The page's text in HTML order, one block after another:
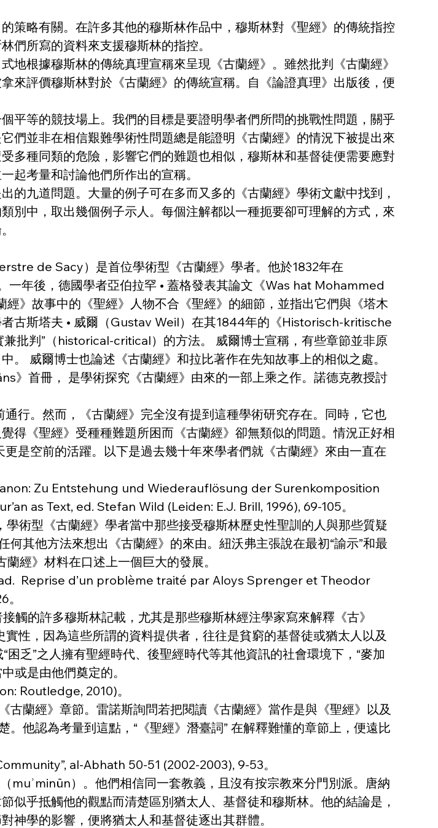
策略有關。在許多其他的穆斯林作品中，穆斯林對《聖經》的傳統指控
們所寫的資料來支援穆斯林的指控。
地根據穆斯林的傳統真理宣稱來呈現《古蘭經》。雖然批判《古蘭經》
來評價穆斯林對於《古蘭經》的傳統宣稱。自《論證真理》出版後，便
平等的競技場上。我們的目標是要證明學者們所問的挑戰性問題，關乎
們並非在相信艱難學術性問題總是能證明《古蘭經》的情況下被提出來
多種同類的危險，影響它們的難題也相似，穆斯林和基督徒便需要應對
起考量和討論他們所作出的宣稱。
的九道問題。大量的例子可在多而又多的《古蘭經》學術文獻中找到，
別中，取出幾個例子示人。每個注解都以一種扼要卻可理解的方式，來
de Sacy）是首位學術型《古蘭經》學者。他於1832年在
年後，德國學者亞伯拉罕 • 蓋格發表其論文《Was hat Mohammed
故事中的《聖經》人物不合《聖經》的細節，並指出它們與《塔木
古斯塔夫 • 威爾（Gustav Weil）在其1844年的《Historisch-kritische
批判”（historical-critical）的方法。 威爾博士宣稱，有些章節並非原
威爾博士也論述《古蘭經》和拉比著作在先知故事上的相似之處。
》首冊， 是學術探究《古蘭經》由來的一部上乘之作。諾德克教授討
行。然而，《古蘭經》完全沒有提到這種學術研究存在。同時，它也
得《聖經》受種種難題所困而《古蘭經》卻無類似的問題。情況正好相
是空前的活躍。以下是過去幾十年來學者們就《古蘭經》來由一直在
Zu Entstehung und Wiederauflösung der Surenkomposition
as Text, ed. Stefan Wild (Leiden: E.J. Brill, 1996), 69-105。
術型《古蘭經》學者當中那些接受穆斯林歷史性聖訓的人與那些質疑
其他方法來想出《古蘭經》的來由。紐沃弗主張說在最初“諭示”和最
經》材料在口述上一個巨大的發展。
Reprise d’un problème traité par Aloys Sprenger et Theodor
觸的許多穆斯林記載，尤其是那些穆斯林經注學家寫來解釋《古》
性，因為這些所謂的資料提供者，往往是貧窮的基督徒或猶太人以及
乏”之人擁有聖經時代、後聖經時代等其他資訊的社會環境下，“麥加
或是由他們奠定的。
Routledge, 2010)。
古蘭經》章節。雷諾斯詢問若把閱讀《古蘭經》當作是與《聖經》以及
他認為考量到這點，“《聖經》潛臺詞” 在解釋難懂的章節上，便遠比
al-Abhath 50-51 (2002-2003), 9-53。
muʾminūn）。他們相信同一套教義，且沒有按宗教來分門別派。唐納
乎抵觸他的觀點而清楚區別猶太人、基督徒和穆斯林。他的結論是，
神學的影響，便將猶太人和基督徒逐出其群體。